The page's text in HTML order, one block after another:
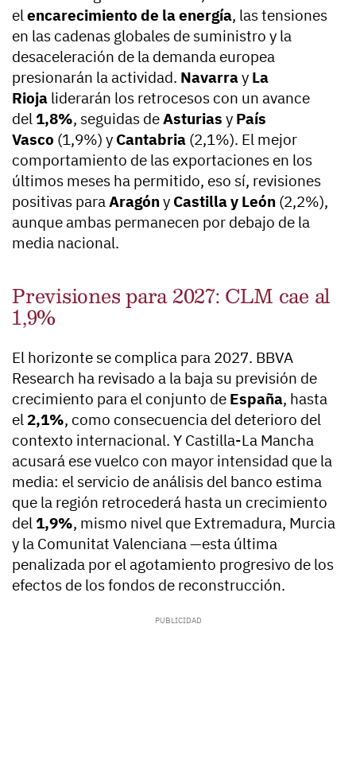
elencarecimiento de la energía, las tensiones
en las cadenas globales de suministro y la
desaceleración de la demanda europea
presionarán la actividad. Navarray La
Rioja liderarán los retrocesos con un avance
del 1,8%, seguidas deAsturias y País
Vasco (1,9%) y Cantabria (2,1%). El mejor
comportamiento de las exportaciones en los
últimos meses ha permitido, eso sí, revisiones
positivas paraAragóny Castilla y León (2,2%),
aunque ambas permanecen por debajo de la
media nacional.
Previsiones para 2027: CLM cae al
1,9%
El horizonte se complica para 2027. BBVA
Research ha revisado a la baja su previsión de
crecimiento para el conjunto de España, hasta
el 2,1%, como consecuencia del deterioro del
contexto internacional. Y Castilla-La Mancha
acusará ese vuelco con mayor intensidad que la
media: el servicio de análisis del banco estima
que la región retrocederá hasta un crecimiento
del 1,9%, mismo nivel que Extremadura, Murcia
y la Comunitat Valenciana —esta última
penalizada por el agotamiento progresivo de los
efectos de los fondos de reconstrucción.